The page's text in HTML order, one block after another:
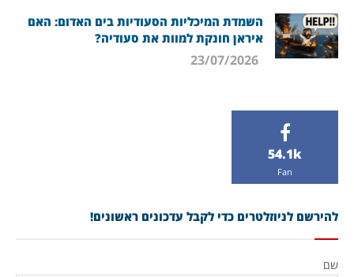
השמדת המיכליות הסעודיות בים האדום: האם
איראן חונקת למוות את סעודיה?
54.1k
Fan
להירשם לניוזלטרים כדי לקבל עדכונים ראשונים!
שם